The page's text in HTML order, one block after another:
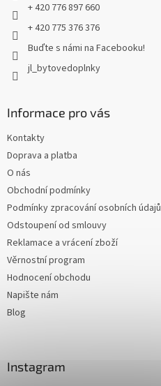
+ 420 776 897 660
+ 420 775 376 376
Buďte s námi na Facebooku!
jl_bytovedoplnky
Informace pro vás
Kontakty
Doprava a platba
O nás
Obchodní podmínky
Podmínky zpracování osobních údajů
Odstoupení od smlouvy
Reklamace a vrácení zboží
Věrnostní program
Hodnocení obchodu
Napište nám
Blog
Instagram